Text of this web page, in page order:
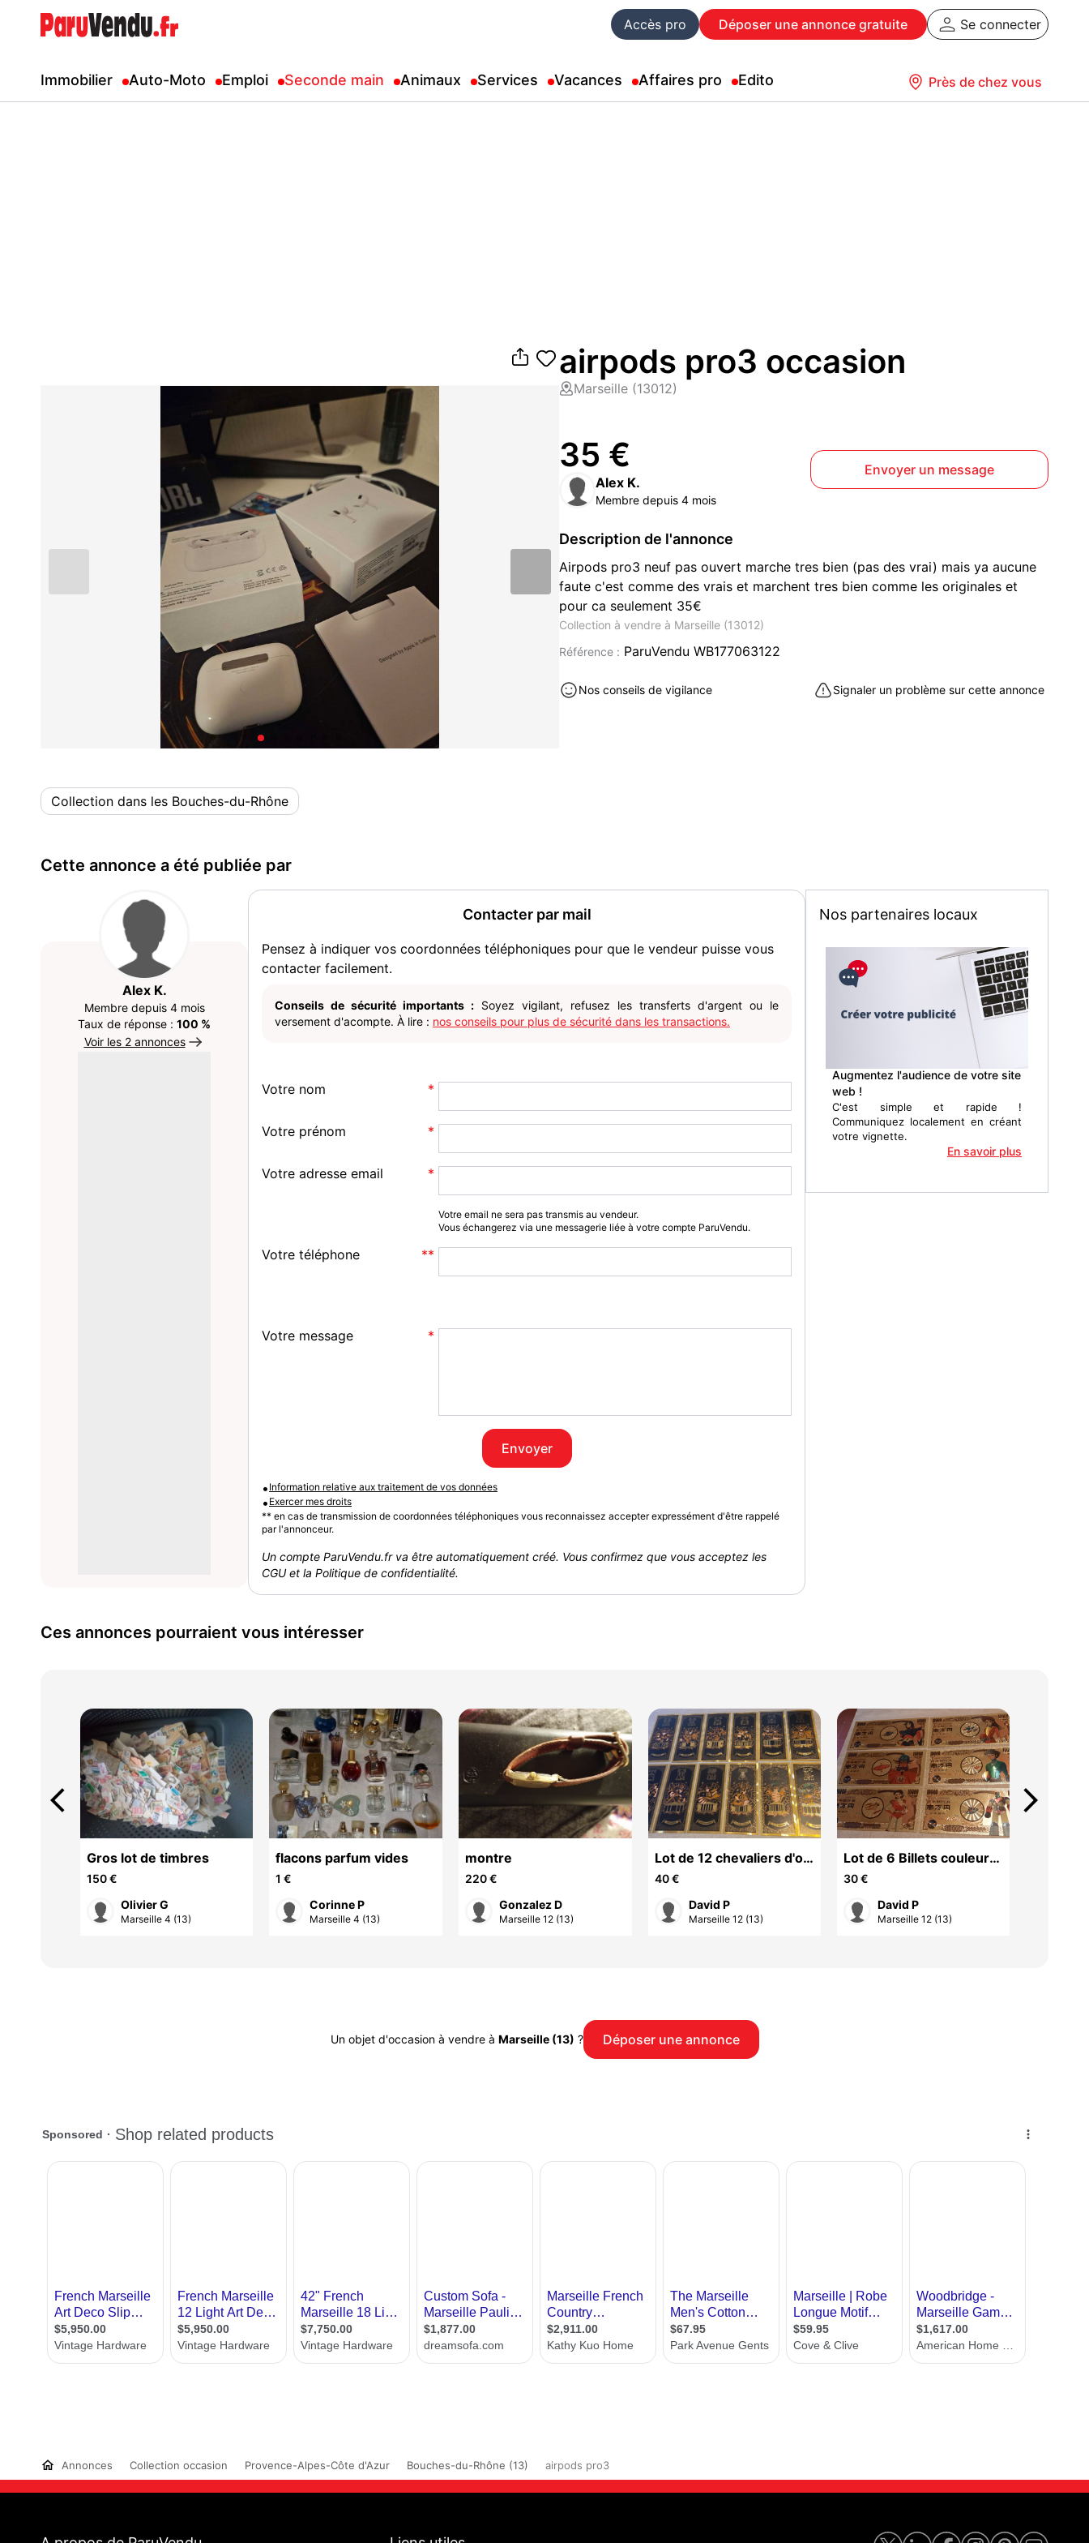
Accès pro Déposer une annonce gratuite Se connecter
Immobilier Auto-Moto Emploi Seconde main Animaux Services Vacances Affaires pro Edito Près de chez vous
airpods pro3 occasion
Marseille (13012)
35 €
Alex K.
Membre depuis 4 mois
Envoyer un message
Description de l'annonce
Airpods pro3 neuf pas ouvert marche tres bien (pas des vrai) mais ya aucune
faute c'est comme des vrais et marchent tres bien comme les originales et
pour ca seulement 35€
Collection à vendre à Marseille (13012)
Référence : ParuVendu WB177063122
Nos conseils de vigilance Signaler un problème sur cette annonce
Collection dans les Bouches-du-Rhône
Cette annonce a été publiée par
Alex K.
Membre depuis 4 mois
Taux de réponse : 100 %
Voir les 2 annonces
Contacter par mail
Pensez à indiquer vos coordonnées téléphoniques pour que le vendeur puisse vous
contacter facilement.
Conseils de sécurité importants : Soyez vigilant, refusez les transferts d'argent ou le
versement d'acompte. À lire : nos conseils pour plus de sécurité dans les transactions.
Votre nom
Votre prénom
Votre adresse email
Votre email ne sera pas transmis au vendeur.
Vous échangerez via une messagerie liée à votre compte ParuVendu.
Votre téléphone
Votre message
Envoyer
• Information relative aux traitement de vos données
• Exercer mes droits
** en cas de transmission de coordonnées téléphoniques vous reconnaissez accepter expressément d'être rappelé
par l'annonceur.
Un compte ParuVendu.fr va être automatiquement créé. Vous confirmez que vous acceptez les
CGU et la Politique de confidentialité.
Nos partenaires locaux
Augmentez l'audience de votre site
web !
C'est simple et rapide !
Communiquez localement en créant
votre vignette.
En savoir plus
Ces annonces pourraient vous intéresser
Gros lot de timbres
150 €
Olivier G
Marseille 4 (13)
flacons parfum vides
1 €
Corinne P
Marseille 4 (13)
montre
220 €
Gonzalez D
Marseille 12 (13)
Lot de 12 chevaliers d'or,
du manga Saint Seiya
40 €
David P
Marseille 12 (13)
Lot de 6 Billets couleur
or, de Goldorak
30 €
David P
Marseille 12 (13)
arrow_back_ios arrow_forward_ios
Un objet d'occasion à vendre à Marseille (13) ? Déposer une annonce
Annonces Collection occasion Provence-Alpes-Côte d'Azur Bouches-du-Rhône (13) airpods pro3